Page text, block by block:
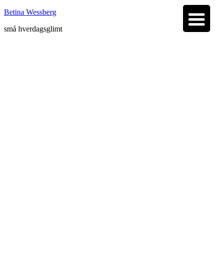
Betina Wessberg
små hverdagsglimt